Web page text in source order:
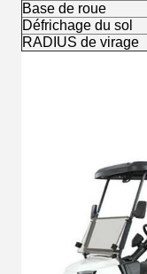
Base de roue
Défrichage du sol
RADIUS de virage